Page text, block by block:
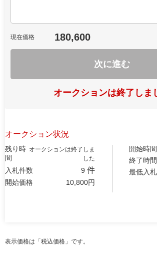
現在価格 180,600
次に進む
オークションは終了しま
オークション状況
残り時
間
オークションは終了しま
した
入札件数 9 件
開始価格 10,800円
開始時間
終了時間
最低入
表示価格は「税込価格」です。